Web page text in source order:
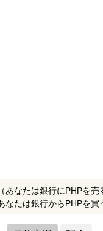
なたは銀行にPHPを売
たは銀行からPHPを買